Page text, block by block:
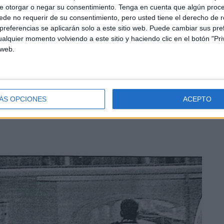
otorgar o negar su consentimiento. Tenga en cuenta que algún
no requerir de su consentimiento, pero usted tiene el derecho de
se aplicarán solo a este sitio web. Puede cambiar sus
momento volviendo a este sitio y haciendo clic en el botón
OPCIONES ACEPTO
gesta en el Alfonso Murube.
en Segunda División B. En aquel partido,el Ceuta
1 con tres tantos en la primera media hora zanjaron el
en la primera; y Puli y Melo cerraron la faena.
el Murube.